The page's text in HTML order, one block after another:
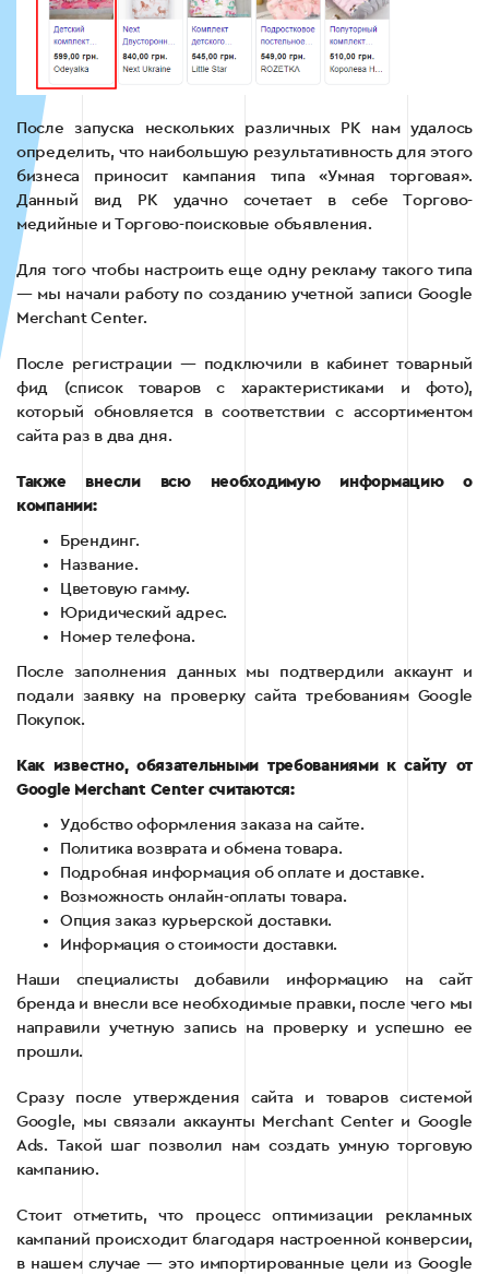
После запуска нескольких различных РК нам удалось
определить, что наибольшую результативность для этого
бизнеса приносит кампания типа «Умная торговая».
Данный вид РК удачно сочетает в себе Торгово-
медийные и Торгово-поисковые объявления.
Для того чтобы настроить еще одну рекламу такого типа
— мы начали работу по созданию учетной записи Google
Merchant Center.
После регистрации — подключили в кабинет товарный
фид (список товаров с характеристиками и фото),
который обновляется в соответствии с ассортиментом
сайта раз в два дня.
Также внесли всю необходимую информацию о
компании:
Брендинг.
Название.
Цветовую гамму.
Юридический адрес.
Номер телефона.
После заполнения данных мы подтвердили аккаунт и
подали заявку на проверку сайта требованиям Google
Покупок.
Как известно, обязательными требованиями к сайту от
Google Merchant Center считаются:
Удобство оформления заказа на сайте.
Политика возврата и обмена товара.
Подробная информация об оплате и доставке.
Возможность онлайн-оплаты товара.
Опция заказ курьерской доставки.
Информация о стоимости доставки.
Наши специалисты добавили информацию на сайт
бренда и внесли все необходимые правки, после чего мы
направили учетную запись на проверку и успешно ее
прошли.
Сразу после утверждения сайта и товаров системой
Google, мы связали аккаунты Merchant Center и Google
Ads. Такой шаг позволил нам создать умную торговую
кампанию.
Стоит отметить, что процесс оптимизации рекламных
кампаний происходит благодаря настроенной конверсии,
в нашем случае — это импортированные цели из Google